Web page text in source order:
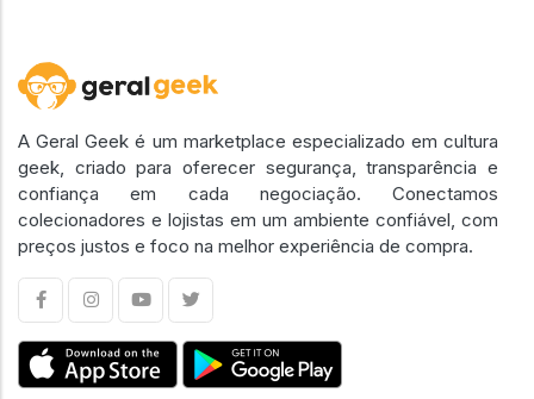
A Geral Geek é um marketplace especializado em cultura
geek, criado para oferecer segurança, transparência e
confiança em cada negociação. Conectamos
colecionadores e lojistas em um ambiente confiável, com
preços justos e foco na melhor experiência de compra.